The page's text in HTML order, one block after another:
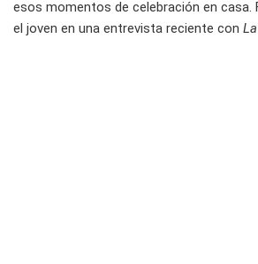
esos momentos de celebración en casa.
el joven en una entrevista reciente con